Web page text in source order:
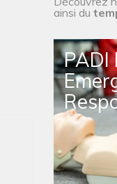
ainsi du
PADI